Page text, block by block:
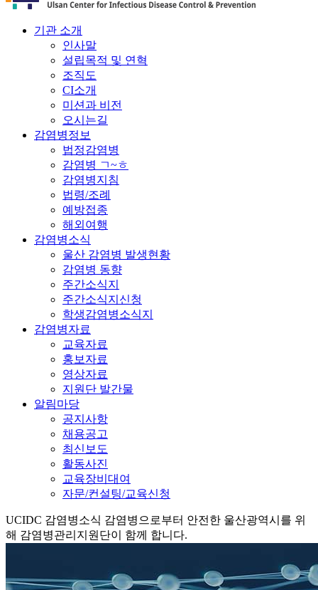
기관 소개
인사말
설립목적 및 연혁
조직도
CI소개
미션과 비전
오시는길
감염병정보
법정감염병
감염병 ㄱ~ㅎ
감염병지침
법령/조례
예방접종
해외여행
감염병소식
울산 감염병 발생현황
감염병 동향
주간소식지
주간소식지신청
학생감염병소식지
감염병자료
교육자료
홍보자료
영상자료
지원단 발간물
알림마당
공지사항
채용공고
최신보도
활동사진
교육장비대여
자문/컨설팅/교육신청
UCIDC 감염병소식 감염병으로부터 안전한 울산광역시를 위
해 감염병관리지원단이 함께 합니다.